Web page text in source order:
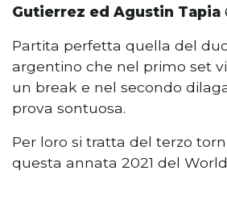
Gutierrez ed Agustin Tapia
Partita perfetta quella del
argentino che nel primo set
un break e nel secondo
prova sontuosa.
Per loro si tratta del terzo
questa annata 2021 del